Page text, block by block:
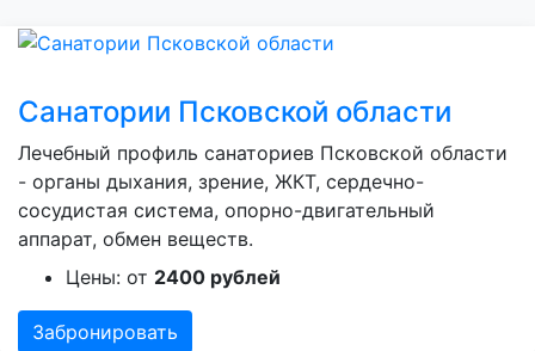
Санатории Псковской области
Лечебный профиль санаториев Псковской области
- органы дыхания, зрение, ЖКТ, сердечно-
сосудистая система, опорно-двигательный
аппарат, обмен веществ.
Цены: от 2400 рублей
Забронировать